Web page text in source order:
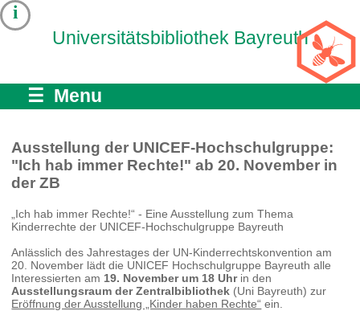
Universitätsbibliothek Bayreuth
i
☰ Menu
Ausstellung der UNICEF-Hochschulgruppe:
"Ich hab immer Rechte!" ab 20. November in
der ZB
„Ich hab immer Rechte!“ - Eine Ausstellung zum Thema
Kinderrechte der UNICEF-Hochschulgruppe Bayreuth
Anlässlich des Jahrestages der UN-Kinderrechtskonvention am
20. November lädt die UNICEF Hochschulgruppe Bayreuth alle
Interessierten am 19. November um 18 Uhrin den
Ausstellungsraum der Zentralbibliothek (Uni Bayreuth) zur
Eröffnung der Ausstellung „Kinder haben Rechte“ ein.